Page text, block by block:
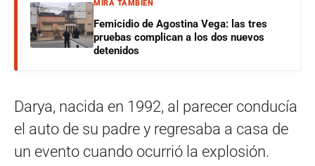
MIRÁ TAMBIÉN
Femicidio de Agostina Vega: las tres
pruebas complican a los dos nuevos
detenidos
Darya, nacida en 1992, al parecer conducía
el auto de su padre y regresaba a casa de
un evento cuando ocurrió la explosión.